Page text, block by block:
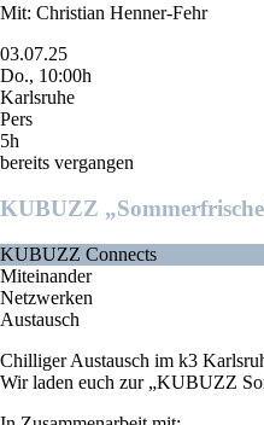
Mit: Christian Henner-Fehr
03.07.25
Do., 10:00h
Karlsruhe
Pers
5h
bereits vergangen
KUBUZZ
KUBUZZ Connects
Miteinander
Netzwerken
Austausch
Chilliger Austausch im k3
Wir laden euch zur „KUBUZZ